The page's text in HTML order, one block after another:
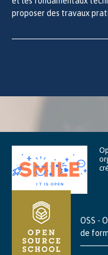
proposer des travaux
OSS -
de